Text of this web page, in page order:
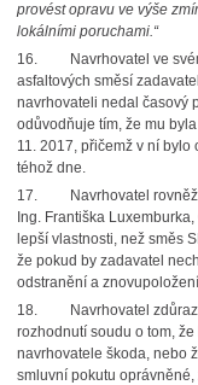
provést opravu ve výše
lokálními poruchami.“
16.
Navrhovatel ve
asfaltových směsí
navrhovateli nedal časový
odůvodňuje tím, že mu
11. 2017, přičemž v ní
téhož dne.
17.
Navrhovatel
Ing. Františka
lepší vlastnosti, než směs
že pokud by zadavatel
odstranění a
18.
Navrhovatel
rozhodnutí soudu o tom,
navrhovatele škoda, nebo
smluvní pokutu